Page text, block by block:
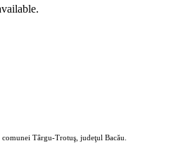
comunei Târgu-Trotuş, judeţul Bacău.